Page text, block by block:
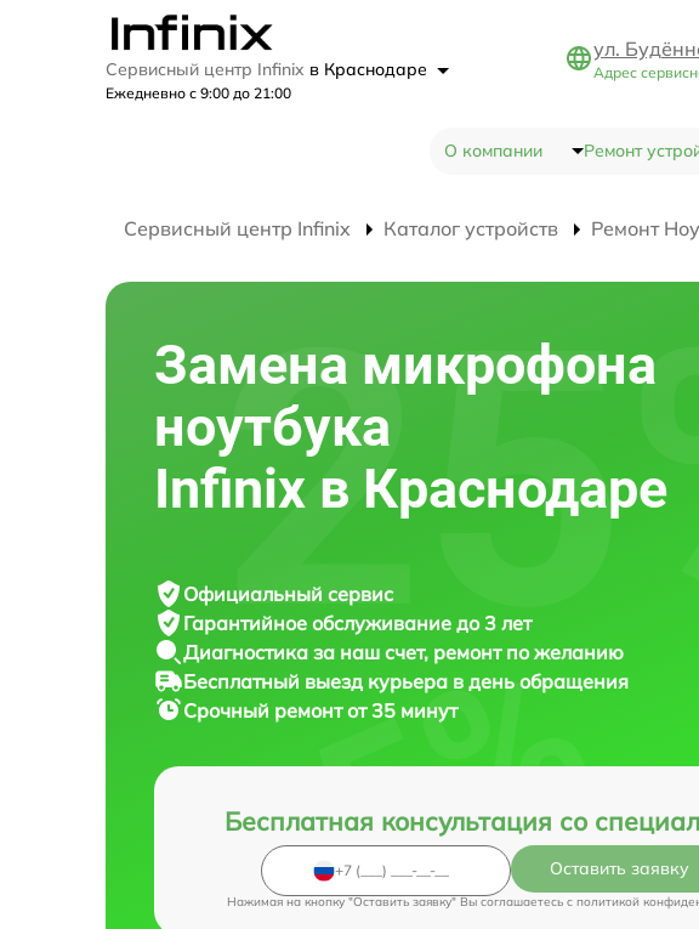
Сервисный центр Infinix в Краснодаре
Ежедневно с 9:00 до 21:00
ул.
Адрес
О компании Ремонт
Сервисный центр Infinix Каталог устройств Ремонт
Замена микрофона
ноутбука
Infinix в Краснодаре
Официальный сервис
Гарантийное обслуживание до 3 лет
Диагностика за наш счет, ремонт по желанию
Бесплатный выезд курьера в день обращения
Срочный ремонтот 35 минут
Бесплатная консультация со
Оставить заявку
Нажимая на кнопку "Оставить заявку" Вы соглашаетесь c политикой